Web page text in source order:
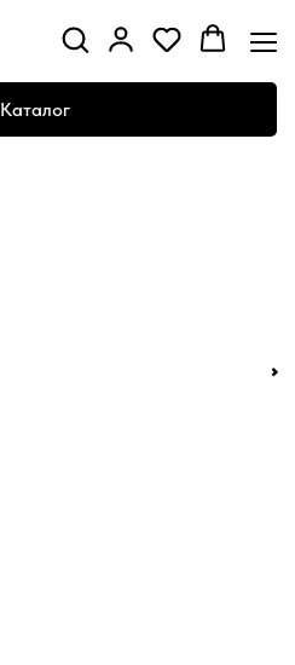
Каталог